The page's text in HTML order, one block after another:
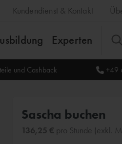
Kundendienst & Kontakt
Experten
und Cashback +49
Sascha buchen
136,25 € pro Stunde (exkl.